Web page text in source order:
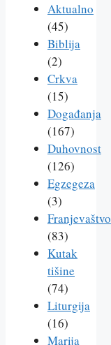
Aktualno
(45)
Biblija
(2)
Crkva
(15)
Događanja
(167)
Duhovnost
(126)
Egzegeza
(3)
Franjevaštvo
(83)
Kutak
tišine
(74)
Liturgija
(16)
Marija